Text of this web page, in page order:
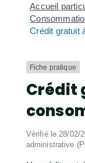
Accueil
Crédit gratuit
Fiche pratique
Crédit
Vérifié le 28/02/
administrative